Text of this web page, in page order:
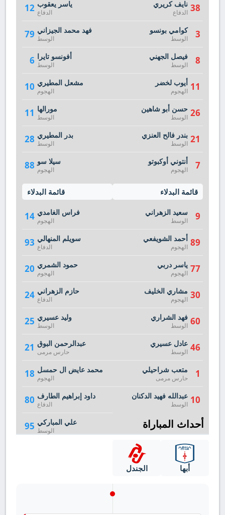
12 ياسر يعقوب
الدفاع
79 فهد محمد الجيزاني
الوسط
6 أفونسو تايرا
الوسط
10 مشعل المطيري
الهجوم
11 مورالها
الوسط
28 بدر المطيري
الوسط
88 سيلا سو
الهجوم
قائمة البدلاء
14 فراس الغامدي
الهجوم
93 سويلم المنهالي
الدفاع
20 حمود الشمري
الهجوم
24 حازم الزهراني
الدفاع
25 وليد عسيري
الوسط
21 عبدالرحمن البوق
حارس مرمى
18 محمد عايض ال حمسل
الهجوم
80 داود إبراهيم الطارف
الدفاع
95 علي المباركي
الوسط
38 نايف كريري
الدفاع
3 كوامي بونسو
الوسط
8 فيصل الجهني
الوسط
11 أيوب لخضر
الهجوم
26 حسن أبو شاهين
الوسط
21 بندر فالح العنزي
الوسط
7 أنتوني أوكبوتو
الهجوم
قائمة البدلاء
9 سعيد الزهراني
الوسط
89 أحمد الشويفعي
الهجوم
77 ياسر دربي
الهجوم
30 مشاري الخليف
الهجوم
60 فهد الشراري
الوسط
46 عادل عسيري
الوسط
1 متعب شراحيلي
حارس مرمى
10 عبدالله فهيد الدكنان
الوسط
أحداث المباراة
أبها الجندل